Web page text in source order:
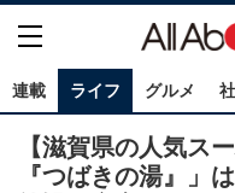
連載 ライフ グルメ
【滋賀県の人気ス
『つばきの湯』」